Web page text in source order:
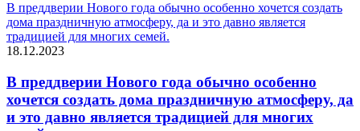
В преддверии Нового года обычно особенно хочется создать
дома праздничную атмосферу, да и это давно является
традицией для многих семей.
18.12.2023
В преддверии Нового года обычно особенно
хочется создать дома праздничную атмосферу, да
и это давно является традицией для многих